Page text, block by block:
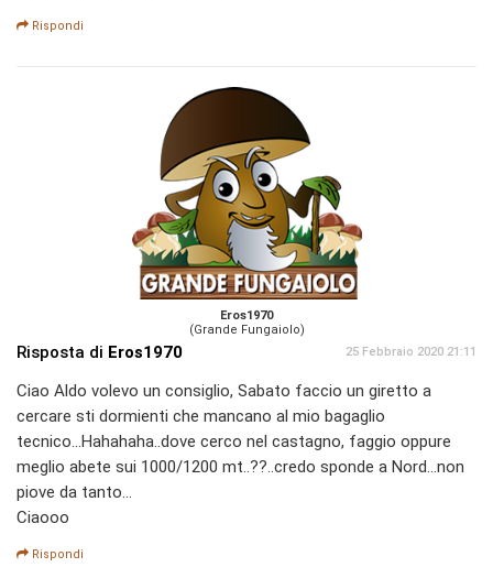
Rispondi
Eros1970
(Grande Fungaiolo)
Risposta di Eros1970 25 Febbraio 2020 21:11
Ciao Aldo volevo un consiglio, Sabato faccio un giretto a
cercare sti dormienti che mancano al mio bagaglio
tecnico...Hahahaha..dove cerco nel castagno, faggio oppure
meglio abete sui 1000/1200 mt..??..credo sponde a Nord...non
piove da tanto...
Ciaooo
Rispondi